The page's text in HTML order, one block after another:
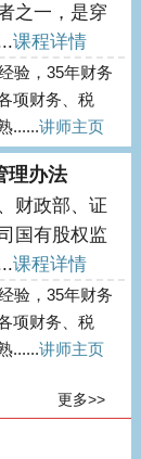
之一，是穿
课程详情
验，35年财务
项财务、税
......讲师主页
理办法
财政部、证
国有股权监
课程详情
验，35年财务
项财务、税
......讲师主页
更多>>